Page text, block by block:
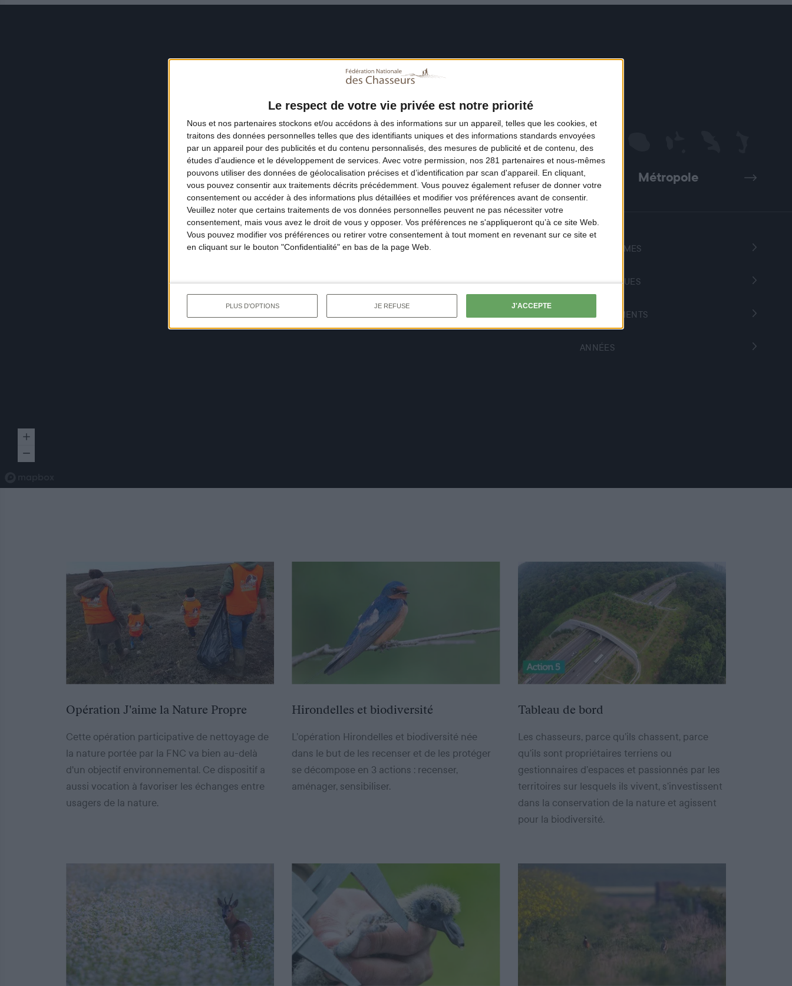
Le respect de votre vie privée est notre priorité
Nous et nos partenaires stockons et/ou accédons à des informations sur un appareil, telles que les cookies, et
traitons des données personnelles telles que des identifiants uniques et des informations standards envoyées
par un appareil pour des publicités et du contenu personnalisés, des mesures de publicité et de contenu, des
études d'audience et le développement de services. Avec votre permission, nos 281 partenaires et nous-mêmes
pouvons utiliser des données de géolocalisation précises et d’identification par scan d'appareil. En cliquant,
vous pouvez consentir aux traitements décrits précédemment. Vous pouvez également refuser de donner votre
consentement ou accéder à des informations plus détaillées et modifier vos préférences avant de consentir.
Veuillez noter que certains traitements de vos données personnelles peuvent ne pas nécessiter votre
consentement, mais vous avez le droit de vous y opposer. Vos préférences ne s'appliqueront qu’à ce site Web.
Vous pouvez modifier vos préférences ou retirer votre consentement à tout moment en revenant sur ce site et
en cliquant sur le bouton "Confidentialité" en bas de la page Web.
PLUS D'OPTIONS JE REFUSE J'ACCEPTE
Précédent Métropole Suivant
PROGRAMMES
THÉMATIQUES
DÉPARTEMENTS
ANNÉES
Opération J'aime la Nature Propre
Cette opération participative de nettoyage de
la nature portée par la FNC va bien au-delà
d'un objectif environnemental. Ce dispositif a
aussi vocation à favoriser les échanges entre
usagers de la nature.
Hirondelles et biodiversité
L’opération Hirondelles et biodiversité née
dans le but de les recenser et de les protéger
se décompose en 3 actions : recenser,
aménager, sensibiliser.
Tableau de bord
Les chasseurs, parce qu’ils chassent, parce
qu’ils sont propriétaires terriens ou
gestionnaires d’espaces et passionnés par les
territoires sur lesquels ils vivent, s’investissent
dans la conservation de la nature et agissent
pour la biodiversité.